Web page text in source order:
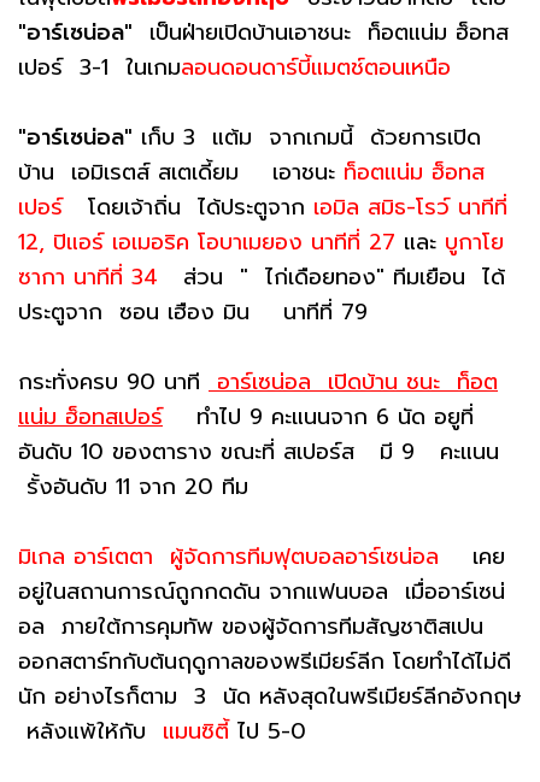
"อาร์เซน่อล" เป็นฝ่ายเปิดบ้านเอาชนะ ท็อตแน่ม ฮ็อทส
เปอร์ 3-1 ในเกมลอนดอนดาร์บี้แมตช์ตอนเหนือ
"อาร์เซน่อล" เก็บ 3 แต้ม จากเกมนี้ ด้วยการเปิด
บ้าน เอมิเรตส์ สเตเดี้ยม เอาชนะ ท็อตแน่ม ฮ็อทส
เปอร์
โดยเจ้าถิ่น ได้ประตูจาก เอมิล สมิธ-โรว์ นาทีที่
12, ปิแอร์ เอเมอริค โอบาเมยอง นาทีที่ 27 และ บูกาโย
ซากา นาทีที่ 34 ส่วน " ไก่เดือยทอง" ทีมเยือน ได้
ประตูจาก ซอน เฮือง มิน นาทีที่ 79
กระทั่งครบ 90 นาที อาร์เซน่อล เปิดบ้าน ชนะ ท็อต
แน่ม ฮ็อทสเปอร์ทำไป 9 คะแนนจาก 6 นัด อยูที่
อันดับ 10 ของตาราง ขณะที่ สเปอร์ส มี 9 คะแนน
รั้งอันดับ 11 จาก 20 ทีม
มิเกล อาร์เตตา ผู้จัดการทีมฟุตบอลอาร์เซน่อล
เคย
อยู่ในสถานการณ์ถูกกดดัน จากแฟนบอล เมื่ออาร์เซน่
อล ภายใต้การคุมทัพ ของผู้จัดการทีมสัญชาติสเปน
ออกสตาร์ทกับต้นฤดูกาลของพรีเมียร์ลีก โดยทำได้ไม่ดี
นัก อย่างไรก็ตาม 3 นัด หลังสุดในพรีเมียร์ลีกอังกฤษ
หลังแพ้ให้กับ แมนซิตี้ ไป 5-0